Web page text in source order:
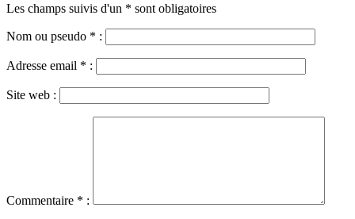
Les champs suivis d'un * sont obligatoires
Nom ou pseudo * :
Adresse email * :
Site web :
Commentaire * :